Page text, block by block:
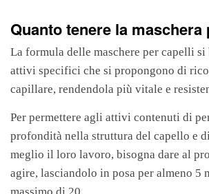
Quanto tenere la
La formula delle maschere per capelli si
attivi specifici che si propongono di
capillare, rendendola più vitale e
Per permettere agli attivi contenuti di
profondità nella struttura del capello e
meglio il loro lavoro, bisogna dare al
agire, lasciandolo in posa per almeno 5